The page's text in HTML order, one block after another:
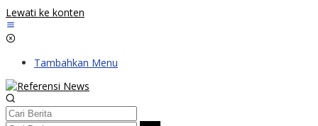
Lewati ke konten
Tambahkan Menu